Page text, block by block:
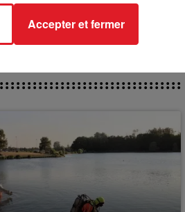
Accepter et fermer